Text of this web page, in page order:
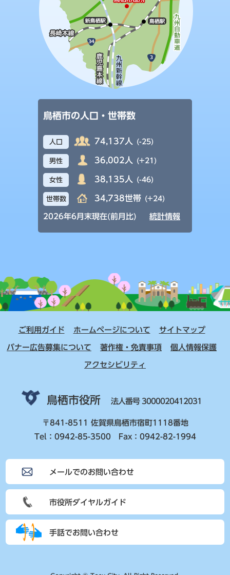
鳥栖市の人口・世帯数
人口 74,137人 (-25)
男性 36,002人 (+21)
女性 38,135人 (-46)
世帯数 34,738世帯 (+24)
2026年6月末現在(前月比) 統計情報
ご利用ガイド ホームページについて サイトマップ
バナー広告募集について 著作権・免責事項 個人情報保護
アクセシビリティ
鳥栖市役所 法人番号 3000020412031
〒841-8511 佐賀県鳥栖市宿町1118番地
Tel：0942-85-3500 Fax：0942-82-1994
メールでのお問い合わせ
市役所ダイヤルガイド
手話でお問い合わせ